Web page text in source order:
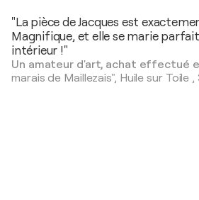
"La pièce de Jacques est
Magnifique, et elle se marie
intérieur !"
Un amateur d'art, achat effectué
marais de Maillezais", Huile sur Toile ,